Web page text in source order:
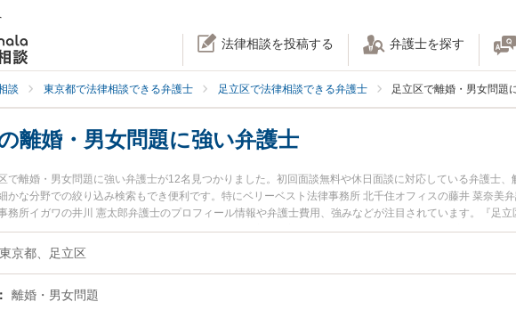
法律相談を投稿する 弁護士を探す
談 東京都で法律相談できる弁護士 足立区で法律相談できる弁護士 足立区で離婚・男女問題
離婚・男女問題に強い弁護士
で離婚・男女問題に強い弁護士が12名見つかりました。初回面談無料や休日面談に対応している弁護士
かな分野での絞り込み検索もでき便利です。特にベリーベスト法律事務所 北千住オフィスの藤井 菜奈美
務所イガワの井川 憲太郎弁護士のプロフィール情報や弁護士費用、強みなどが注目されています。『足
に相談したい』『離婚・男女問題のトラブル解決の実績豊富な近くの弁護士を検索したい』『初回相談
』などでお困りの相談者さんにおすすめです。
東京都、足立区
離婚・男女問題